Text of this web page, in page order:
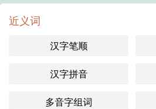
近义词
汉字笔顺
汉字拼音
多音字组词